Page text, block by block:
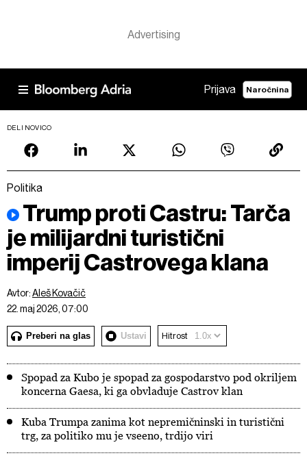
Prijava Naročnina
DELI NOVICO
Politika
Trump proti Castru: Tarča
je milijardni turistični
imperij Castrovega klana
Avtor:Aleš Kovačič
22. maj 2026, 07:00
Preberi na glas Ustavi Hitrost
Spopad za Kubo je spopad za gospodarstvo pod okriljem
koncerna Gaesa, ki ga obvladuje Castrov klan
Kuba Trumpa zanima kot nepremičninski in turistični
trg, za politiko mu je vseeno, trdijo viri